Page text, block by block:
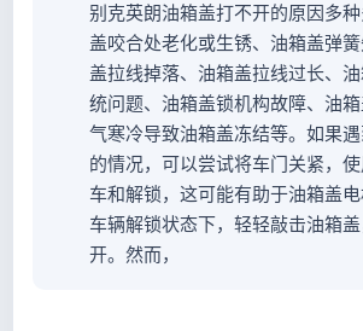
别克英朗油箱盖打不开的原因多
盖咬合处老化或生锈、油箱盖弹
盖拉线掉落、油箱盖拉线过长、
统问题、油箱盖锁机构故障、油
气寒冷导致油箱盖冻结等。如果
的情况，可以尝试将车门关紧，
车和解锁，这可能有助于油箱盖
车辆解锁状态下，轻轻敲击油箱
开。然而，